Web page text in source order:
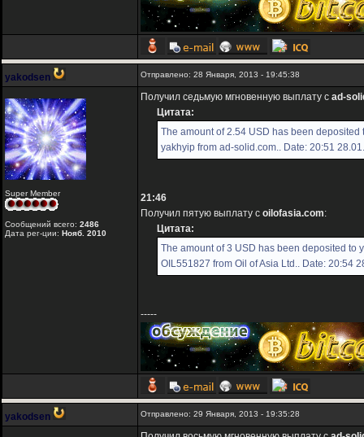
yakodsen Отправлено: 28 Января, 2013 - 19:45:38
Super Member
Сообщений всего: 2486
Дата рег-ции: Нояб. 2010
Получил седьмую мгновенную выплату с ad-
Цитата:
The amount of 2.54 USD has been
yakhyip from ad-solid.com.. Date: 20:51
21:46
Получил пятую выплату с oilofasia.com:
Цитата:
The amount of 3 USD has been deposited to
OIL551827 from Oil of Asia Ltd.. Date: 20:54
-----
yakodsen Отправлено: 29 Января, 2013 - 19:35:28